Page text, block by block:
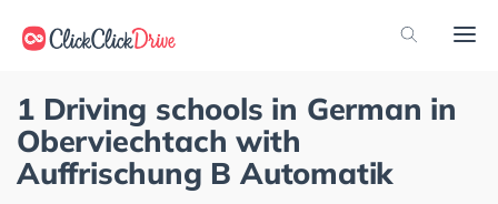
1 Driving schools in German in
Oberviechtach with
Auffrischung B Automatik